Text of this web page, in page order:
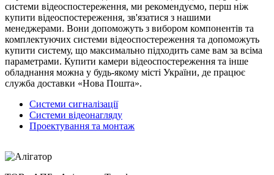
системи відеоспостереження, ми рекомендуємо, перш ніж
купити відеоспостереження, зв'язатися з нашими
менеджерами. Вони допоможуть з вибором компонентів та
комплектуючих системи відеоспостереження та допоможуть
купити систему, що максимально підходить саме вам за всіма
параметрами. Купити камери відеоспостереження та інше
обладнання можна у будь-якому місті України, де працює
служба доставки «Нова Пошта».
Системи сигналізації
Системи відеонагляду
Проектування та монтаж